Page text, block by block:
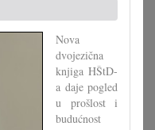
Nova
dvojezična
knjiga HŠtD-
a daje pogled
u prošlost i
budućnost